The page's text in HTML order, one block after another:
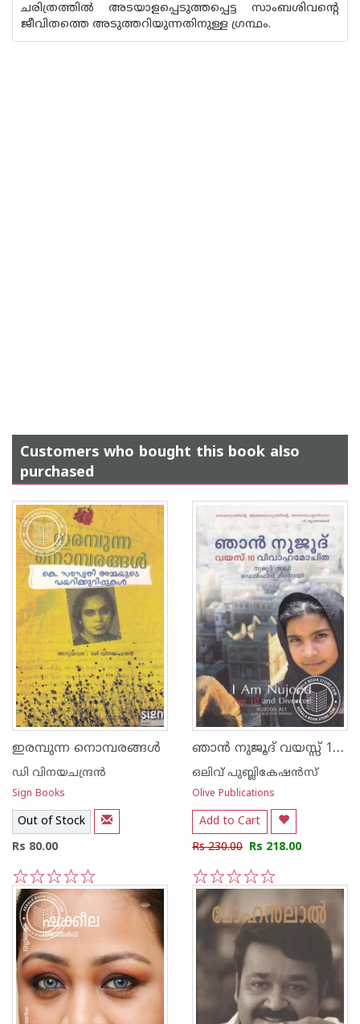
ചരിത്രത്തില്‍ അടയാളപ്പെടുത്തപ്പെട്ട സാംബശിവന്റെ
ജീവിതത്തെ അടുത്തറിയുന്നതിനുള്ള ഗ്രന്ഥം.
Customers who bought this book also
purchased
ഇരമ്പുന്ന നൊമ്പരങ്ങള്‍‌
ഡി വിനയചന്ദ്രന്‍
Sign Books
Out of Stock
Rs 80.00
5
4
3
2
1
ഞാന്‍ നുജൂദ് വയസ്സ് 10 വിവാഹ മോചിത
ഒലിവ് പുബ്ലികേഷ‌ന്‍സ്
Olive Publications
Add to Cart
Rs 230.00 Rs 218.00
5
4
3
2
1